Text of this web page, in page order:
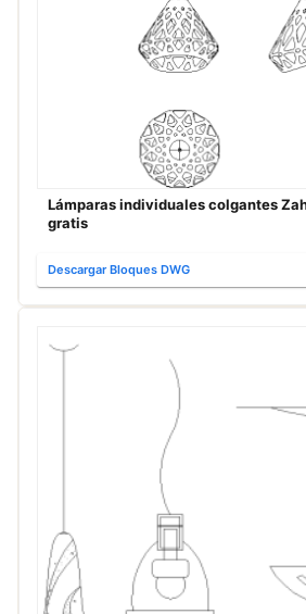
Lámparas individuales colgantes
gratis
Descargar Bloques DWG